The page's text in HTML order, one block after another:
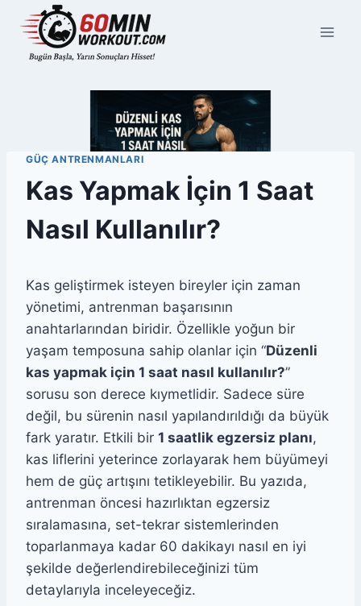
content
GÜÇ ANTRENMANLARI
Kas Yapmak İçin 1 Saat
Nasıl Kullanılır?
Kas geliştirmek isteyen bireyler için zaman
yönetimi, antrenman başarısının
anahtarlarından biridir. Özellikle yoğun bir
yaşam temposuna sahip olanlar için “Düzenli
kas yapmak için 1 saat nasıl kullanılır?”
sorusu son derece kıymetlidir. Sadece süre
değil, bu sürenin nasıl yapılandırıldığı da büyük
fark yaratır. Etkili bir 1 saatlik egzersiz planı,
kas liflerini yeterince zorlayarak hem büyümeyi
hem de güç artışını tetikleyebilir. Bu yazıda,
antrenman öncesi hazırlıktan egzersiz
sıralamasına, set-tekrar sistemlerinden
toparlanmaya kadar 60 dakikayı nasıl en iyi
şekilde değerlendirebileceğinizi tüm
detaylarıyla inceleyeceğiz.